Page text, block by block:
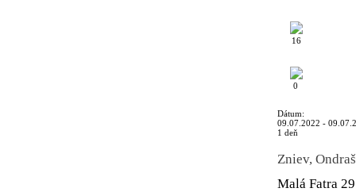
16
0
Dátum:
09.07.2022 -
1 deň
Zniev,
Malá Fatra